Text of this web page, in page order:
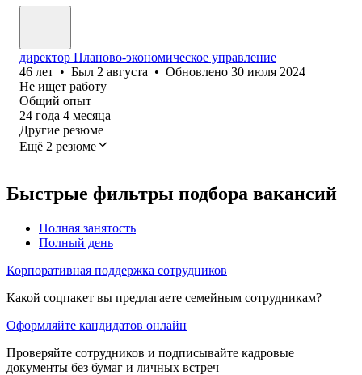
директор Планово-экономическое управление
46 лет • Был 2 августа • Обновлено 30 июля 2024
Не ищет работу
Общий опыт
24 года 4 месяца
Другие резюме
Ещё 2 резюме
Быстрые фильтры подбора вакансий
Полная занятость
Полный день
Корпоративная поддержка сотрудников
Какой соцпакет вы предлагаете семейным сотрудникам?
Оформляйте кандидатов онлайн
Проверяйте сотрудников и подписывайте кадровые
документы без бумаг и личных встреч